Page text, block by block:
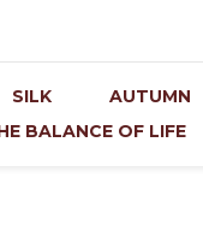
SILK AUTUMN
BALANCE OF LIFE